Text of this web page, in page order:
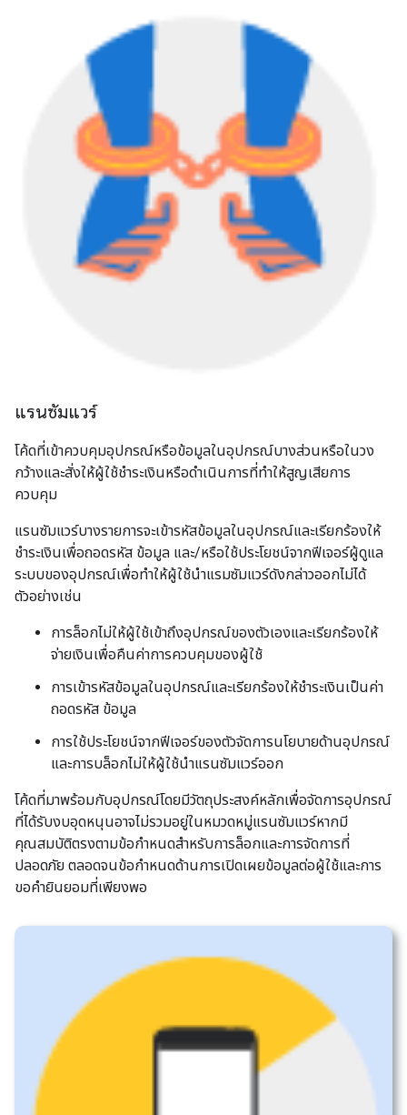
แรนซัมแวร์
โค้ดที่เข้าควบคุมอุปกรณ์หรือข้อมูลในอุปกรณ์บางส่วนหรือในวง
กว้างและสั่งให้ผู้ใช้ชำระเงินหรือดำเนินการที่ทำให้สูญเสียการ
ควบคุม
แรนซัมแวร์บางรายการจะเข้ารหัสข้อมูลในอุปกรณ์และเรียกร้องให้
ชำระเงินเพื่อถอดรหัส ข้อมูล และ/หรือใช้ประโยชน์จากฟีเจอร์ผู้ดูแล
ระบบของอุปกรณ์เพื่อทำให้ผู้ใช้นำแรมซัมแวร์ดังกล่าวออกไม่ได้
ตัวอย่างเช่น
การล็อกไม่ให้ผู้ใช้เข้าถึงอุปกรณ์ของตัวเองและเรียกร้องให้
จ่ายเงินเพื่อคืนค่าการควบคุมของผู้ใช้
การเข้ารหัสข้อมูลในอุปกรณ์และเรียกร้องให้ชำระเงินเป็นค่า
ถอดรหัส ข้อมูล
การใช้ประโยชน์จากฟีเจอร์ของตัวจัดการนโยบายด้านอุปกรณ์
และการบล็อกไม่ให้ผู้ใช้นำแรนซัมแวร์ออก
โค้ดที่มาพร้อมกับอุปกรณ์โดยมีวัตถุประสงค์หลักเพื่อจัดการอุปกรณ์
ที่ได้รับงบอุดหนุนอาจไม่รวมอยู่ในหมวดหมู่แรนซัมแวร์หากมี
คุณสมบัติตรงตามข้อกำหนดสำหรับการล็อกและการจัดการที่
ปลอดภัย ตลอดจนข้อกำหนดด้านการเปิดเผยข้อมูลต่อผู้ใช้และการ
ขอคำยินยอมที่เพียงพอ